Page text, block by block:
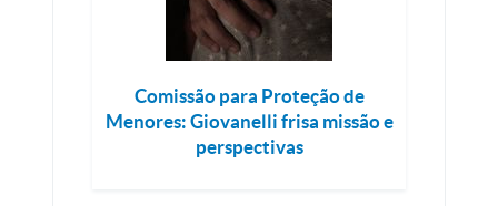
Comissão para Proteção de
Menores: Giovanelli frisa missão e
perspectivas